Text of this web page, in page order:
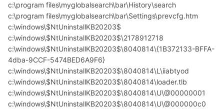
c:\program files\myglobalsearch\bar\History\search
c:\program files\myglobalsearch\bar\Settings\prevcfg.htm
c:\windows\$NtUninstallKB20203$
c:\windows\$NtUninstallKB20203$\2178912718
c:\windows\$NtUninstallKB20203$\8040814\{1B372133-BFFA-
4dba-9CCF-5474BED6A9F6}
c:\windows\$NtUninstallKB20203$\8040814\L\iiabtyod
c:\windows\$NtUninstallKB20203$\8040814\loader.tlb
c:\windows\$NtUninstallKB20203$\8040814\U\@00000001
c:\windows\$NtUninstallKB20203$\8040814\U\@000000c0